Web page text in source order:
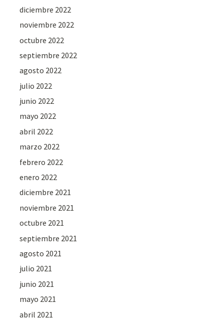
diciembre 2022
noviembre 2022
octubre 2022
septiembre 2022
agosto 2022
julio 2022
junio 2022
mayo 2022
abril 2022
marzo 2022
febrero 2022
enero 2022
diciembre 2021
noviembre 2021
octubre 2021
septiembre 2021
agosto 2021
julio 2021
junio 2021
mayo 2021
abril 2021